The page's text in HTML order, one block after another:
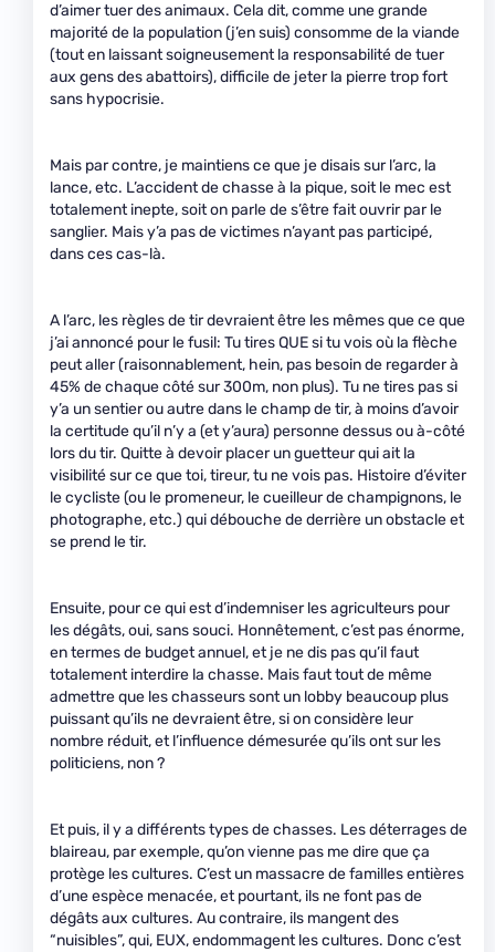
d’aimer tuer des animaux. Cela dit, comme une grande
majorité de la population (j’en suis) consomme de la viande
(tout en laissant soigneusement la responsabilité de tuer
aux gens des abattoirs), difficile de jeter la pierre trop fort
sans hypocrisie.
Mais par contre, je maintiens ce que je disais sur l’arc, la
lance, etc. L’accident de chasse à la pique, soit le mec est
totalement inepte, soit on parle de s’être fait ouvrir par le
sanglier. Mais y’a pas de victimes n’ayant pas participé,
dans ces cas-là.
A l’arc, les règles de tir devraient être les mêmes que ce que
j’ai annoncé pour le fusil: Tu tires QUE si tu vois où la flèche
peut aller (raisonnablement, hein, pas besoin de regarder à
45% de chaque côté sur 300m, non plus). Tu ne tires pas si
y’a un sentier ou autre dans le champ de tir, à moins d’avoir
la certitude qu’il n’y a (et y’aura) personne dessus ou à-côté
lors du tir. Quitte à devoir placer un guetteur qui ait la
visibilité sur ce que toi, tireur, tu ne vois pas. Histoire d’éviter
le cycliste (ou le promeneur, le cueilleur de champignons, le
photographe, etc.) qui débouche de derrière un obstacle et
se prend le tir.
Ensuite, pour ce qui est d’indemniser les agriculteurs pour
les dégâts, oui, sans souci. Honnêtement, c’est pas énorme,
en termes de budget annuel, et je ne dis pas qu’il faut
totalement interdire la chasse. Mais faut tout de même
admettre que les chasseurs sont un lobby beaucoup plus
puissant qu’ils ne devraient être, si on considère leur
nombre réduit, et l’influence démesurée qu’ils ont sur les
politiciens, non ?
Et puis, il y a différents types de chasses. Les déterrages de
blaireau, par exemple, qu’on vienne pas me dire que ça
protège les cultures. C’est un massacre de familles entières
d’une espèce menacée, et pourtant, ils ne font pas de
dégâts aux cultures. Au contraire, ils mangent des
“nuisibles”, qui, EUX, endommagent les cultures. Donc c’est